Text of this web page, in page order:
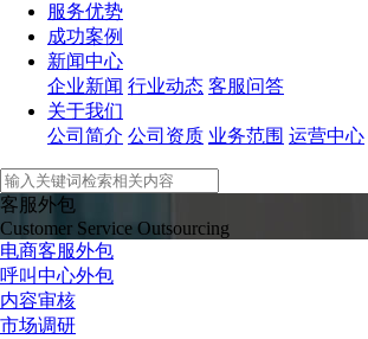
服务优势
成功案例
新闻中心
企业新闻 行业动态 客服问答
关于我们
公司简介 公司资质 业务范围 运营中心
客服外包
Customer Service Outsourcing
电商客服外包
呼叫中心外包
内容审核
市场调研